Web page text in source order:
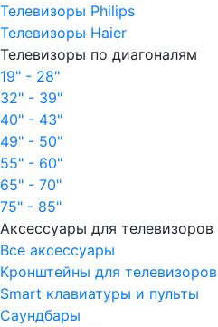
Телевизоры Philips
Телевизоры Haier
Телевизоры по диагоналям
19" - 28"
32" - 39"
40" - 43"
49" - 50"
55" - 60"
65" - 70"
75" - 85"
Аксессуары для телевизоров
Все аксессуары
Кронштейны для телевизоров
Smart клавиатуры и пульты
Саундбары